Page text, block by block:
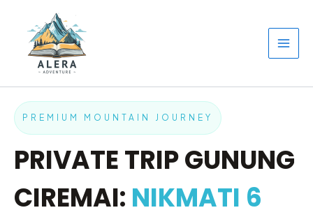
konten
PREMIUM MOUNTAIN JOURNEY
PRIVATE TRIP GUNUNG
CIREMAI: NIKMATI 6